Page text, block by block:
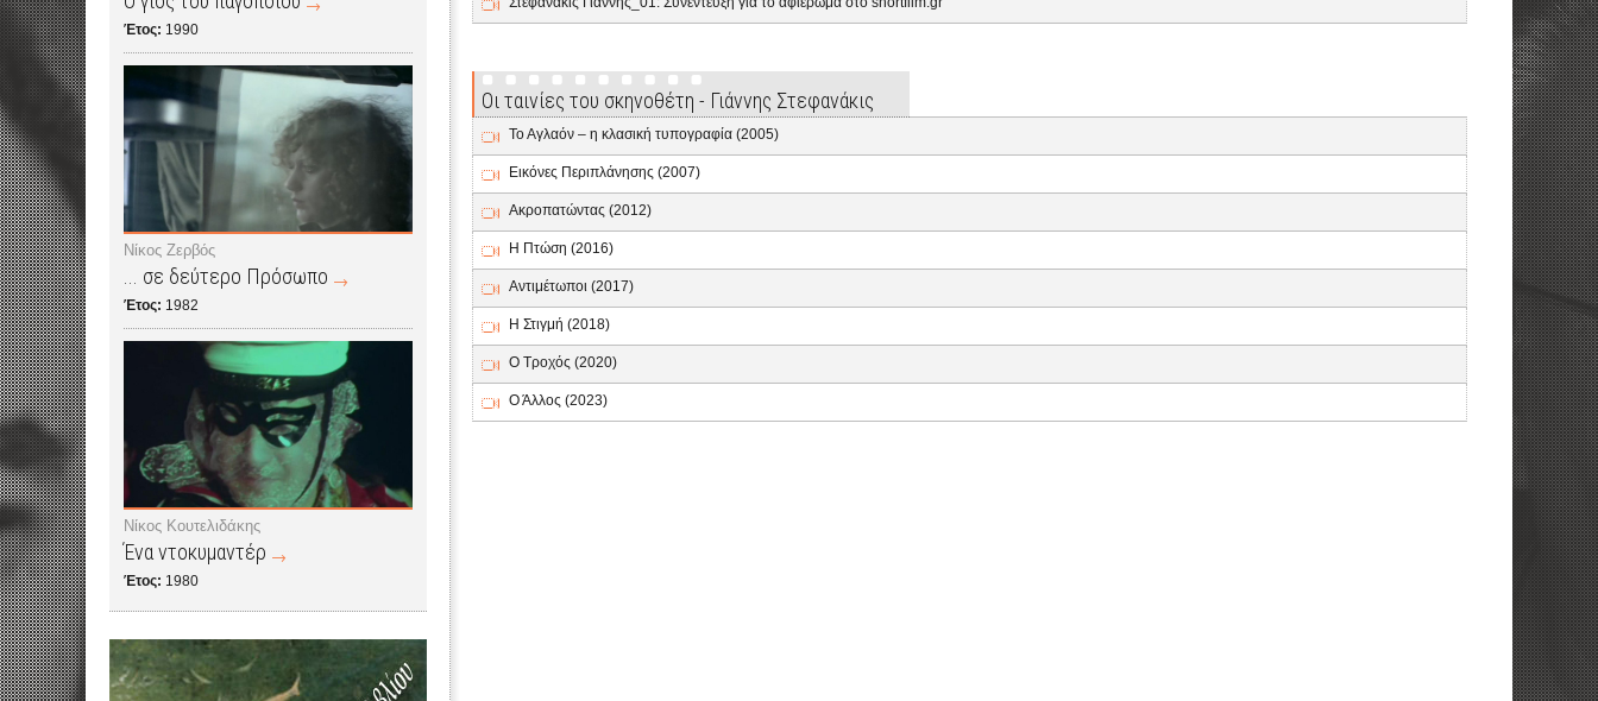
Έτος: 1990
Νίκος Ζερβός
... σε δεύτερο Πρόσωπο
Έτος: 1982
Νίκος Κουτελιδάκης
Ένα ντοκυμαντέρ
Έτος: 1980
Οι ταινίες του σκηνοθέτη - Γιάννης Στεφανάκις
Το Αγλαόν – η κλασική τυπογραφία (2005)
Εικόνες Περιπλάνησης (2007)
Ακροπατώντας (2012)
Η Πτώση (2016)
Αντιμέτωποι (2017)
Η Στιγμή (2018)
Ο Τροχός (2020)
Ο Άλλος (2023)